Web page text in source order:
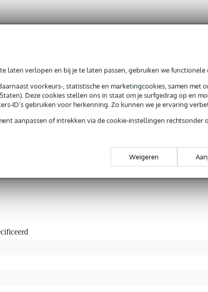
laten verlopen en bij je te laten passen, gebruiken we functionele
voorkeurs-, statistische en marketingcookies, samen met
Deze cookies stellen ons in staat om je surfgedrag op en
ID’s gebruiken voor herkenning. Zo kunnen we je ervaring
aanpassen of intrekken via de cookie-instellingen rechtsonder
Weigeren
van zes meter op zes meter een prima accessoire om
professionele uitstraling en verstopt afleidende factoren zodat
van een mooie en dikke kwaliteit katoen zodat het
van 25 centimeter. Alle kanten behalve de
niet afgewerkt zodat deze gemakkelijk is af te knippen op de